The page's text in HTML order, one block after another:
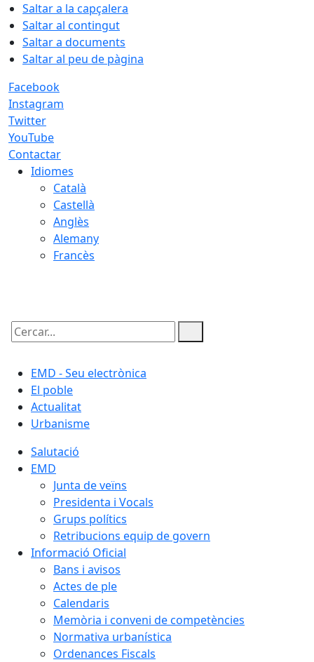
Saltar a la capçalera
Saltar al contingut
Saltar a documents
Saltar al peu de pàgina
Facebook
Instagram
Twitter
YouTube
Contactar
Idiomes
Català
Castellà
Anglès
Alemany
Francès
Cercar:
EMD - Seu electrònica
El poble
Actualitat
Urbanisme
Salutació
EMD
Junta de veïns
Presidenta i Vocals
Grups polítics
Retribucions equip de govern
Informació Oficial
Bans i avisos
Actes de ple
Calendaris
Memòria i conveni de competències
Normativa urbanística
Ordenances Fiscals